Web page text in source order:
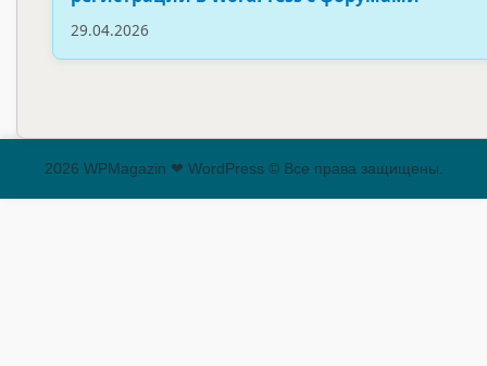
29.04.2026
2026 WPMagazin ❤ WordPress © Все права защищены.